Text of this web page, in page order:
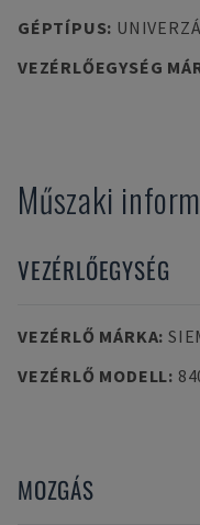
GÉPTÍPUS:
VEZÉRLŐEGYSÉG
Műszaki
VEZÉRLŐEGYSÉG
VEZÉRLŐ MÁRKA:
VEZÉRLŐ MODELL:
MOZGÁS